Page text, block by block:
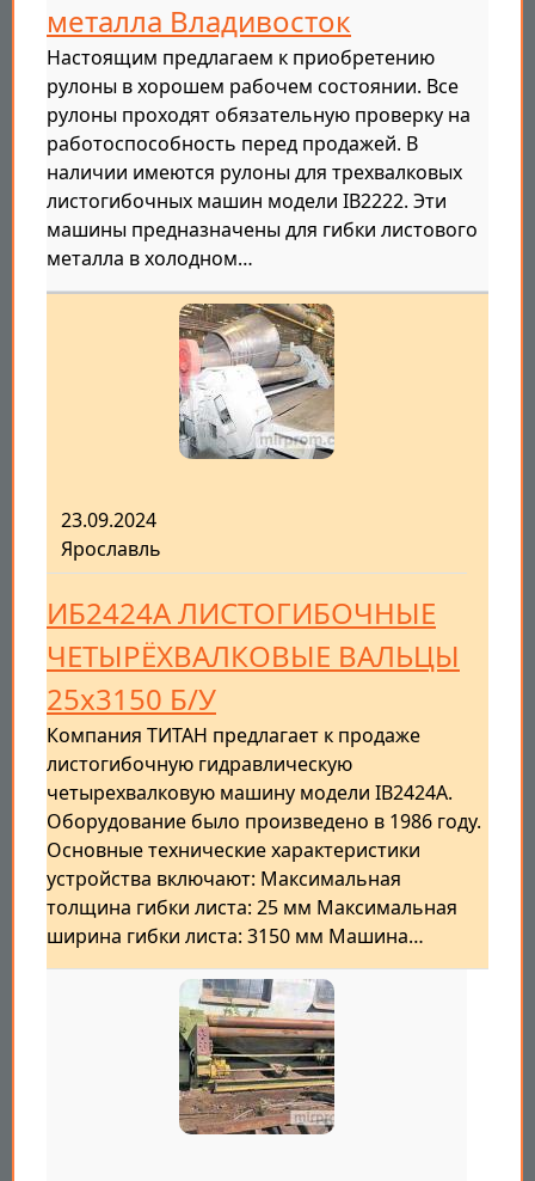
металла Владивосток
Настоящим предлагаем к приобретению
рулоны в хорошем рабочем состоянии. Все
рулоны проходят обязательную проверку на
работоспособность перед продажей. В
наличии имеются рулоны для трехвалковых
листогибочных машин модели IB2222. Эти
машины предназначены для гибки листового
металла в холодном…
23.09.2024
Ярославль
ИБ2424А ЛИСТОГИБОЧНЫЕ
ЧЕТЫРЁХВАЛКОВЫЕ ВАЛЬЦЫ
25х3150 Б/У
Компания ТИТАН предлагает к продаже
листогибочную гидравлическую
четырехвалковую машину модели IB2424A.
Оборудование было произведено в 1986 году.
Основные технические характеристики
устройства включают: Максимальная
толщина гибки листа: 25 мм Максимальная
ширина гибки листа: 3150 мм Машина…